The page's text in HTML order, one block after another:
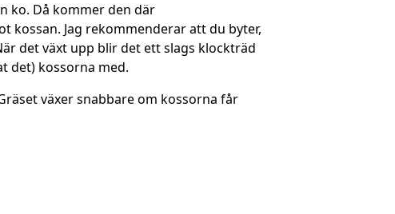
ko. Då kommer den där
kossan. Jag rekommenderar att du byter,
det växt upp blir det ett slags klockträd
det) kossorna med.
växer snabbare om kossorna får